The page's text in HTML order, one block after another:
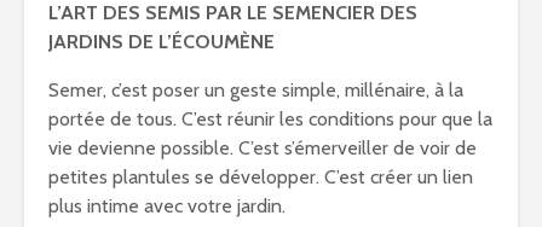
L’ART DES SEMIS PAR LE SEMENCIER DES
JARDINS DE L’ÉCOUMÈNE
Semer, c’est poser un geste simple, millénaire, à la
portée de tous. C’est réunir les conditions pour que la
vie devienne possible. C’est s’émerveiller de voir de
petites plantules se développer. C’est créer un lien
plus intime avec votre jardin.